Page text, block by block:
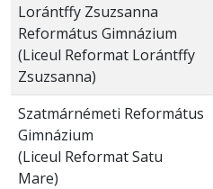
Lorántffy Zsuzsanna
Református Gimnázium
(Liceul Reformat Lorántffy
Zsuzsanna)
Szatmárnémeti Református
Gimnázium
(Liceul Reformat Satu
Mare)